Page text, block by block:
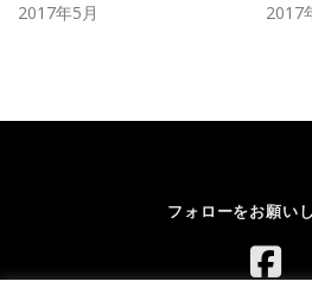
2017年5月
2017
フォローをお願い